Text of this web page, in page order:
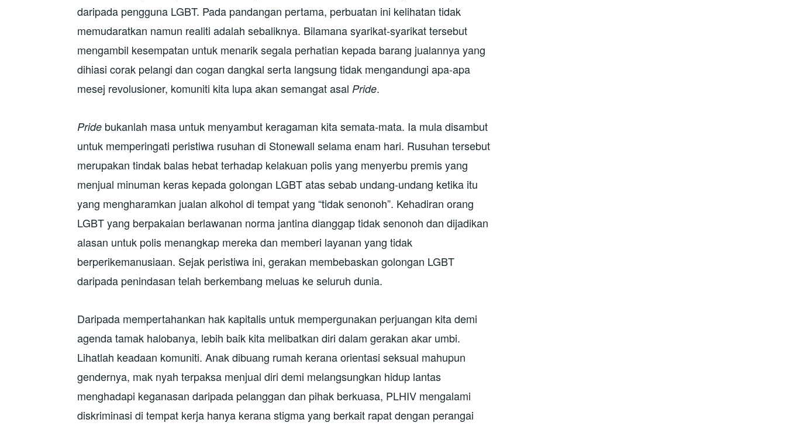
daripada pengguna LGBT. Pada pandangan pertama, perbuatan ini kelihatan tidak
memudaratkan namun realiti adalah sebaliknya. Bilamana syarikat-syarikat tersebut
mengambil kesempatan untuk menarik segala perhatian kepada barang jualannya yang
dihiasi corak pelangi dan cogan dangkal serta langsung tidak mengandungi apa-apa
mesej revolusioner, komuniti kita lupa akan semangat asal Pride.
Pride bukanlah masa untuk menyambut keragaman kita semata-mata. Ia mula disambut
untuk memperingati peristiwa rusuhan di Stonewall selama enam hari. Rusuhan tersebut
merupakan tindak balas hebat terhadap kelakuan polis yang menyerbu premis yang
menjual minuman keras kepada golongan LGBT atas sebab undang-undang ketika itu
yang mengharamkan jualan alkohol di tempat yang “tidak senonoh”. Kehadiran orang
LGBT yang berpakaian berlawanan norma jantina dianggap tidak senonoh dan dijadikan
alasan untuk polis menangkap mereka dan memberi layanan yang tidak
berperikemanusiaan. Sejak peristiwa ini, gerakan membebaskan golongan LGBT
daripada penindasan telah berkembang meluas ke seluruh dunia.
Daripada mempertahankan hak kapitalis untuk mempergunakan perjuangan kita demi
agenda tamak halobanya, lebih baik kita melibatkan diri dalam gerakan akar umbi.
Lihatlah keadaan komuniti. Anak dibuang rumah kerana orientasi seksual mahupun
gendernya, mak nyah terpaksa menjual diri demi melangsungkan hidup lantas
menghadapi keganasan daripada pelanggan dan pihak berkuasa, PLHIV mengalami
diskriminasi di tempat kerja hanya kerana stigma yang berkait rapat dengan perangai